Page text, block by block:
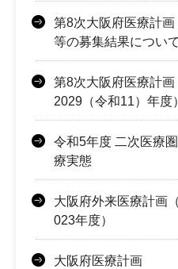
第8次大阪府医療計
等の募集結果について
第8次大阪府医療計
2029（令和11）年度）
令和5年度 二次医療
療実態
大阪府外来医療計画
023年度）
大阪府医療計画